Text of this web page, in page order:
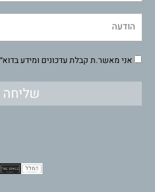
אני מאשר.ת קבלת עדכונים ומידע
שליחה